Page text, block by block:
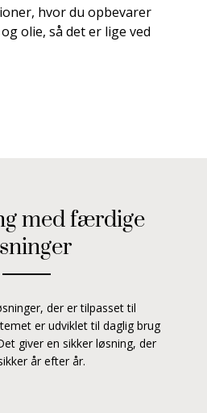
hvor du opbevarer
olie, så det er lige ved
med færdige
der er tilpasset til
er udviklet til daglig brug
giver en sikker løsning, der
år efter år.